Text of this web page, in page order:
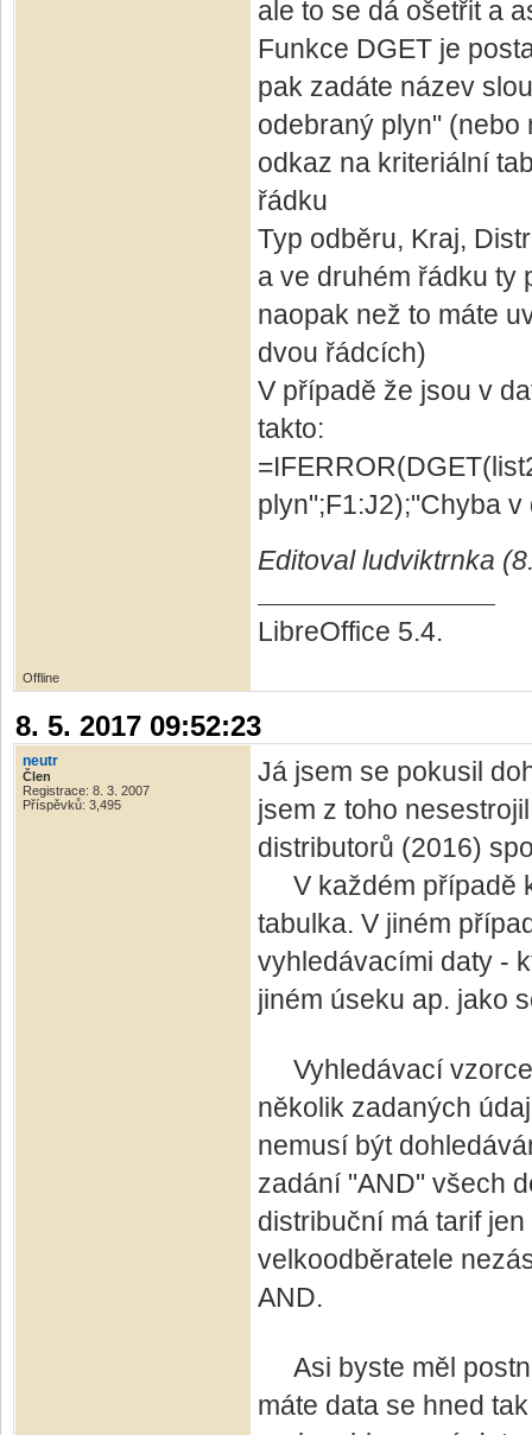
ale to se dá ošetřit a
Funkce DGET je
pak zadáte název
odebraný plyn" (nebo
odkaz na kriteriální
řádku
Typ odběru, Kraj,
a ve druhém řádku ty
naopak než to máte
dvou řádcích)
V případě že jsou v
takto:
plyn";F1:J2);"Chyba v
Editoval ludviktrnka
LibreOffice 5.4.
Offline
8. 5. 2017 09:52:23
neutr
Člen
Registrace: 8. 3. 2007
Příspěvků: 3,495
Já jsem se pokusil
jsem z toho
distributorů (2016)
V každém případě
tabulka. V jiném
vyhledávacími daty -
jiném úseku ap. jako
Vyhledávací vzorce
několik zadaných
nemusí být
zadání "AND" všech
distribuční má tarif
velkoodběratele
AND.
Asi byste měl
máte data se hned